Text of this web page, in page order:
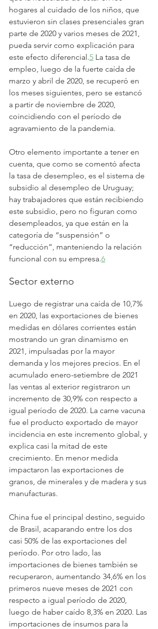
hogares al cuidado de los niños, que
estuvieron sin clases presenciales gran
parte de 2020 y varios meses de 2021,
pueda servir como explicación para
este efecto diferencial.5 La tasa de
empleo, luego de la fuerte caída de
marzo y abril de 2020, se recuperó en
los meses siguientes, pero se estancó
a partir de noviembre de 2020,
coincidiendo con el período de
agravamiento de la pandemia.
Otro elemento importante a tener en
cuenta, que como se comentó afecta
la tasa de desempleo, es el sistema de
subsidio al desempleo de Uruguay;
hay trabajadores que están recibiendo
este subsidio, pero no figuran como
desempleados, ya que están en la
categoría de “suspensión” o
“reducción”, manteniendo la relación
funcional con su empresa.6
Sector externo
Luego de registrar una caída de 10,7%
en 2020, las exportaciones de bienes
medidas en dólares corrientes están
mostrando un gran dinamismo en
2021, impulsadas por la mayor
demanda y los mejores precios. En el
acumulado enero-setiembre de 2021
las ventas al exterior registraron un
incremento de 30,9% con respecto a
igual período de 2020. La carne vacuna
fue el producto exportado de mayor
incidencia en este incremento global, y
explica casi la mitad de este
crecimiento. En menor medida
impactaron las exportaciones de
granos, de minerales y de madera y sus
manufacturas.
China fue el principal destino, seguido
de Brasil, acaparando entre los dos
casi 50% de las exportaciones del
período. Por otro lado, las
importaciones de bienes también se
recuperaron, aumentando 34,6% en los
primeros nueve meses de 2021 con
respecto a igual período de 2020,
luego de haber caído 8,3% en 2020. Las
importaciones de insumos para la